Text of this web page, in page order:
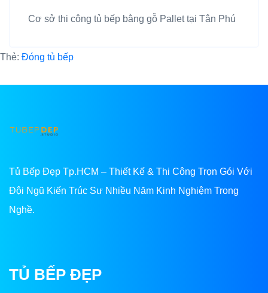
Cơ sở thi công tủ bếp bằng gỗ Pallet tại Tân Phú
Thẻ: Đóng tủ bếp
Tủ Bếp Đẹp Tp.HCM – Thiết Kế & Thi Công Trọn Gói Với
Đội Ngũ Kiến Trúc Sư Nhiều Năm Kinh Nghiệm Trong
Nghề.
TỦ BẾP ĐẸP